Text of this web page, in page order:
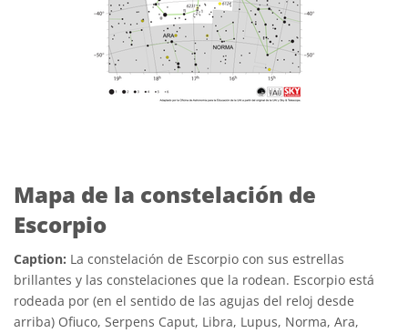
Mapa de la constelación de
Escorpio
Caption: La constelación de Escorpio con sus estrellas
brillantes y las constelaciones que la rodean. Escorpio está
rodeada por (en el sentido de las agujas del reloj desde
arriba) Ofiuco, Serpens Caput, Libra, Lupus, Norma, Ara,